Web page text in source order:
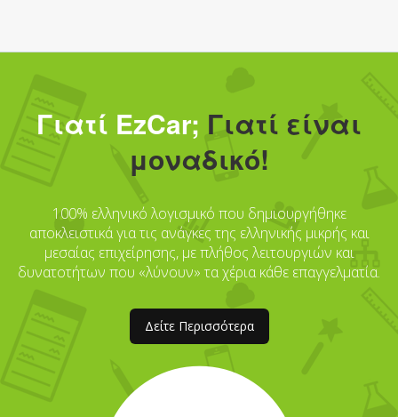
Γιατί EzCar; Γιατί είναι
μοναδικό!
100% ελληνικό λογισμικό που δημιουργήθηκε
αποκλειστικά για τις ανάγκες της ελληνικής μικρής και
μεσαίας επιχείρησης, με πλήθος λειτουργιών και
δυνατοτήτων που «λύνουν» τα χέρια κάθε επαγγελματία.
Δείτε Περισσότερα